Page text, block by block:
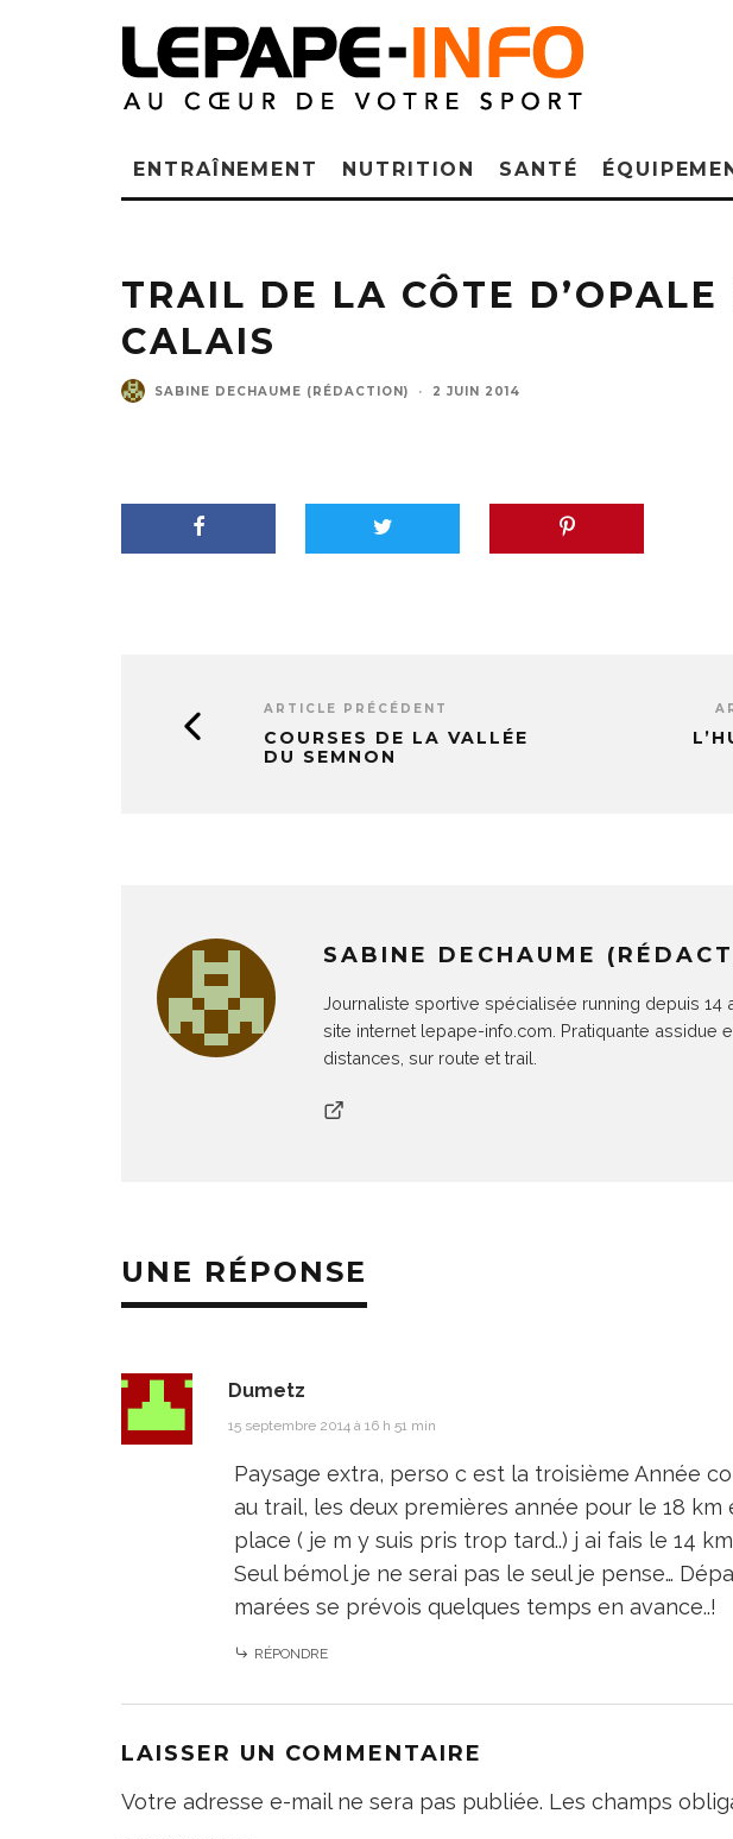
ENTRAÎNEMENT NUTRITION SANTÉ
TRAIL DE LA CÔTE D’OPALE
CALAIS
SABINE DECHAUME (RÉDACTION) · 2 JUIN 2014
ARTICLE PRÉCÉDENT
COURSES DE LA VALLÉE
DU SEMNON
SABINE DECHAUME
Journaliste sportive spécialisée running depuis 14
site internet lepape-info.com. Pratiquante assidue
distances, sur route et trail.
UNE RÉPONSE
Dumetz
15 septembre 2014 à 16 h 51 min
Paysage extra, perso c est la troisième Année
au trail, les deux premières année pour le 18
place ( je m y suis pris trop tard..) j ai fais le 14
Seul bémol je ne serai pas le seul je pense…
marées se prévois quelques temps en avance..!
RÉPONDRE
LAISSER UN COMMENTAIRE
Votre adresse e-mail ne sera pas publiée. Les champs